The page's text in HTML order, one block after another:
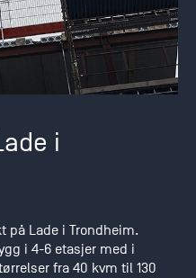
i
på Lade i Trondheim.
i 4-6 etasjer med i
fra 40 kvm til 130